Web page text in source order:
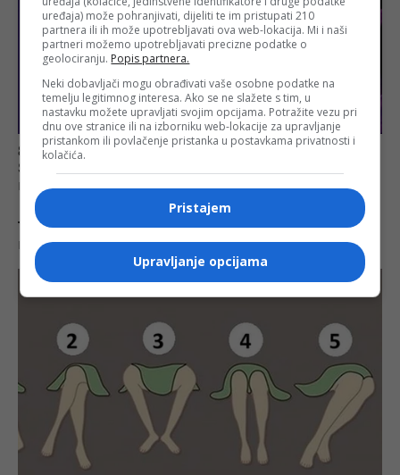
uređaja) može pohranjivati, dijeliti te im pristupati 210
partnera ili ih može upotrebljavati ova web-lokacija. Mi i naši
partneri možemo upotrebljavati precizne podatke o
geolociranju. Popis partnera.
Neki dobavljači mogu obrađivati vaše osobne podatke na
temelju legitimnog interesa. Ako se ne slažete s tim, u
nastavku možete upravljati svojim opcijama. Potražite vezu pri
dnu ove stranice ili na izborniku web-lokacije za upravljanje
pristankom ili povlačenje pristanka u postavkama privatnosti i
kolačića.
Pristajem
Upravljanje opcijama